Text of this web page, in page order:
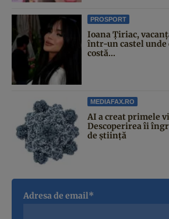
PROSPORT
Ioana Țiriac,
într-un castel unde
costă...
MEDIAFAX.RO
AI a creat primele
Descoperirea îi
de știință
Adresa de email*